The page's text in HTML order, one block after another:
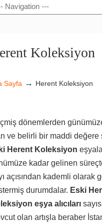
Koleksiyon
Sayfa → Herent Koleksiyon
dönemlerden
ve belirli bir maddi değere
Herent Koleksiyon
kadar gelinen
açısından kademli olarak
durumdalar. Eski
eşya alıcıları
olan artışla beraber